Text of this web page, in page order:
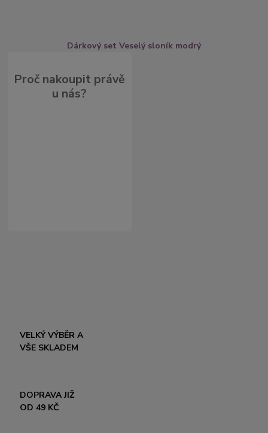
Dárkový set Veselý sloník modrý
Proč nakoupit právě
u nás?
VELKÝ VÝBĚR A
VŠE SKLADEM
DOPRAVA JIŽ
OD 49 KČ